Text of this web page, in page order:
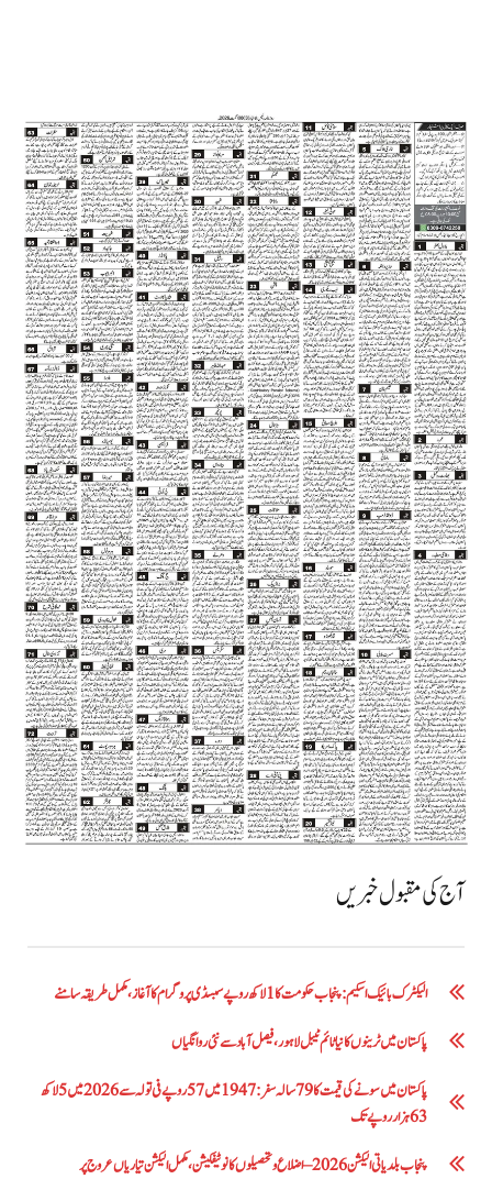
آج کی مقبول خبریں
الیکٹرک بائیک اسکیم: پنجاب حکومت کا1 لاکھ روپے سبسڈی پروگرام کا آغاز ،مکمل طریقہ سامنے
پاکستان میں ٹرینوں کا نیا ٹائم ٹیبل لاہور، فیصل آباد سے نئی روانگیاں
پاکستان میں سونے کی قیمت کا 79 سالہ سفر: 1947 میں 57 روپے فی تولہ سے 2026 میں 5 لاکھ
63 ہزار روپے تک
پنجاب بلدیاتی الیکشن 2026 – اضلاع و تحصیلوں کا نوٹیفکیشن، مکمل الیکشن تیاریاں عروج پر